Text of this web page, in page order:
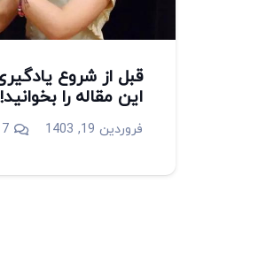
قبل از شروع
این مقاله را بخوانید!
فروردین 19, 1403 7